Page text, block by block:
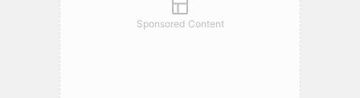
Sponsored Content